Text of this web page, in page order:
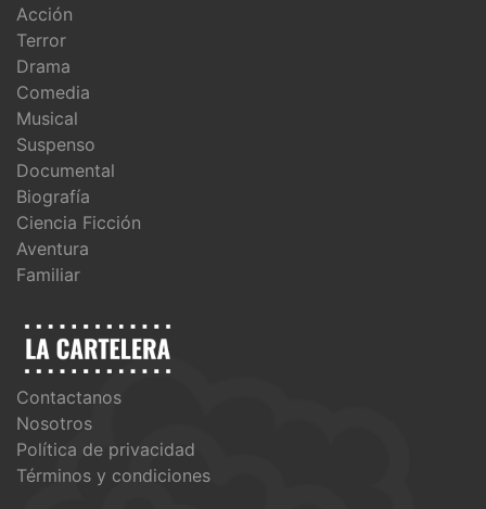
Acción
Terror
Drama
Comedia
Musical
Suspenso
Documental
Biografía
Ciencia Ficción
Aventura
Familiar
Contactanos
Nosotros
Política de privacidad
Términos y condiciones